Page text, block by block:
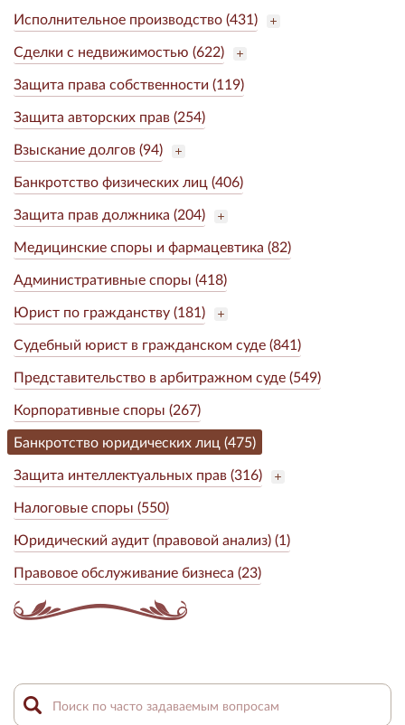
Исполнительное производство (431)
Сделки с недвижимостью (622)
Защита права собственности (119)
Защита авторских прав (254)
Взыскание долгов (94)
Банкротство физических лиц (406)
Защита прав должника (204)
Медицинские споры и фармацевтика (82)
Административные споры (418)
Юрист по гражданству (181)
Судебный юрист в гражданском суде (841)
Представительство в арбитражном суде (549)
Корпоративные споры (267)
Банкротство юридических лиц (475)
Защита интеллектуальных прав (316)
Налоговые споры (550)
Юридический аудит (правовой анализ) (1)
Правовое обслуживание бизнеса (23)